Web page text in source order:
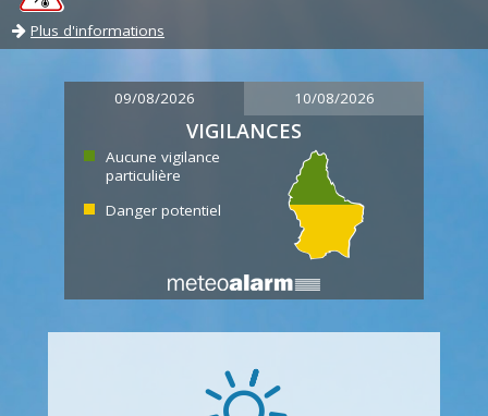
Plus d'informations
09/08/2026 10/08/2026
VIGILANCES
Aucune vigilance
particulière
Danger potentiel